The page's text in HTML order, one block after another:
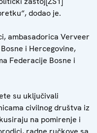
dodao je.
ambasadorica Verveer
i Hercegovine,
Federacije Bosne i
su uključivali
civilnog društva iz
na pomirenje i